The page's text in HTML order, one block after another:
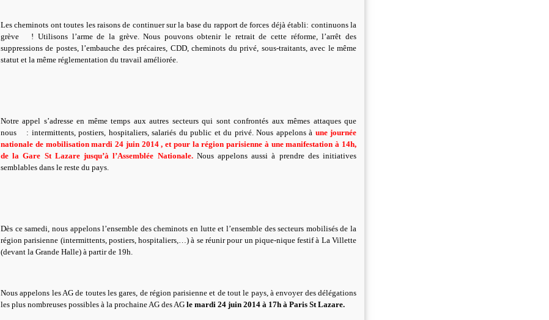
Les cheminots ont toutes les raisons de continuer sur la base du rapport de forces déjà établi: continuons la
grève ! Utilisons l’arme de la grève. Nous pouvons obtenir le retrait de cette réforme, l’arrêt des
suppressions de postes, l’embauche des précaires, CDD, cheminots du privé, sous-traitants, avec le même
statut et la même réglementation du travail améliorée.
Notre appel s’adresse en même temps aux autres secteurs qui sont confrontés aux mêmes attaques que
nous : intermittents, postiers, hospitaliers, salariés du public et du privé. Nous appelons à une journée
nationale de mobilisation mardi 24 juin 2014 , et pour la région parisienne à une manifestation à 14h,
de la Gare St Lazare jusqu’à l’Assemblée Nationale.Nous appelons aussi à prendre des initiatives
semblables dans le reste du pays.
Dès ce samedi, nous appelons l’ensemble des cheminots en lutte et l’ensemble des secteurs mobilisés de la
région parisienne (intermittents, postiers, hospitaliers,…) à se réunir pour un pique-nique festif à La Villette
(devant la Grande Halle) à partir de 19h.
Nous appelons les AG de toutes les gares, de région parisienne et de tout le pays, à envoyer des délégations
les plus nombreuses possibles à la prochaine AG des AG le mardi 24 juin 2014 à 17h à Paris St Lazare.